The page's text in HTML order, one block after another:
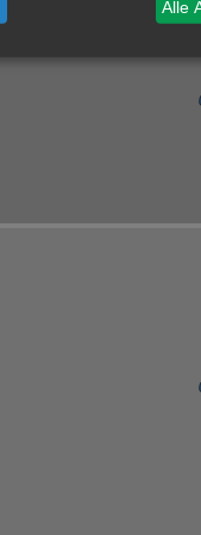
Alle